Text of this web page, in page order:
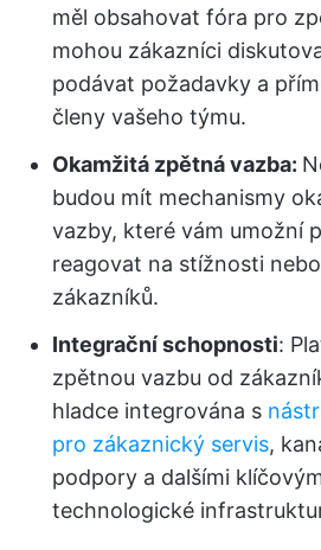
měl obsahovat fóra pro
mohou zákazníci
podávat požadavky a
členy vašeho týmu.
Okamžitá zpětná vazba:
budou mít mechanismy
vazby, které vám umožní
reagovat na stížnosti
zákazníků.
Integrační schopnosti:
zpětnou vazbu od
hladce integrována s
pro zákaznický servis,
podpory a dalšími
technologické